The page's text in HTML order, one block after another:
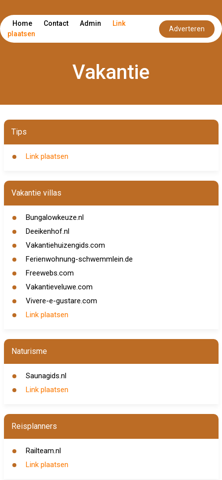
Home Contact Admin
Link
plaatsen
Adverteren
Vakantie
Tips
Link plaatsen
Vakantie villas
Bungalowkeuze.nl
Deeikenhof.nl
Vakantiehuizengids.com
Ferienwohnung-schwemmlein.de
Freewebs.com
Vakantieveluwe.com
Vivere-e-gustare.com
Link plaatsen
Naturisme
Saunagids.nl
Link plaatsen
Reisplanners
Railteam.nl
Link plaatsen